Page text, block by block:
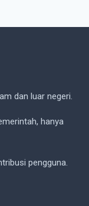
dan luar negeri.
hanya
pengguna.